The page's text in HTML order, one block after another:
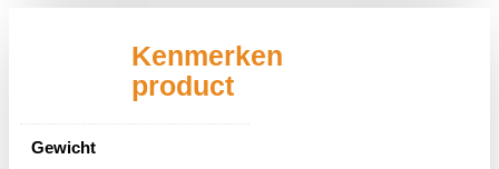
Kenmerken
product
Gewicht